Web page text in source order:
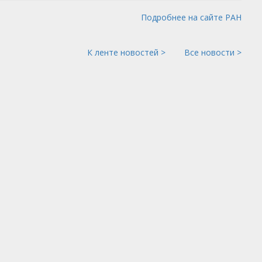
Подробнее на сайте РАН
К ленте новостей > Все новости >